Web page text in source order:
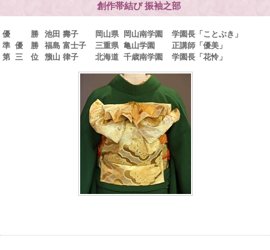
創作帯結び 振袖之部
優 勝 池田 壽子 岡山県 岡山南学園
学園長「ことぶき」
準 優 勝
福島 富士子 三重県 亀山学園
正講師「優美」
第 三 位
籏山 律子 北海道 千歳南学園 学園長「花怜」